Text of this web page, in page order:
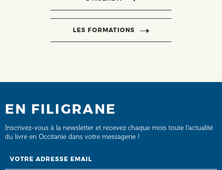
LES FORMATIONS
EN FILIGRANE
Inscrivez-vous à la newsletter et recevez chaque mois toute l’actualité
du livre en Occitanie dans votre messagerie !